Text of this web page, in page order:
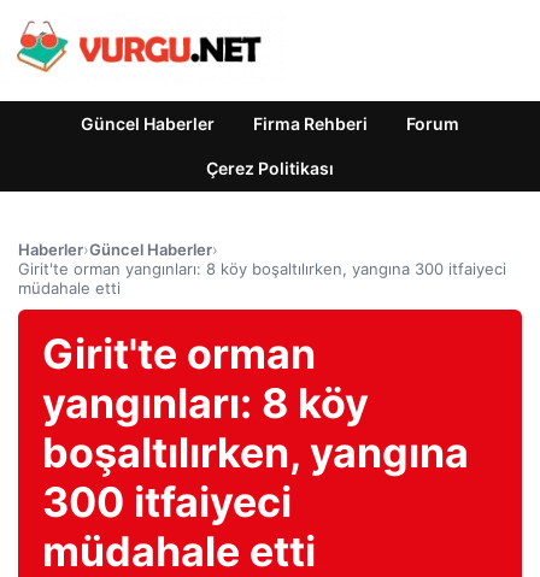
Güncel Haberler Firma Rehberi Forum
Çerez Politikası
Haberler›Güncel Haberler›
Girit'te orman yangınları: 8 köy boşaltılırken, yangına 300 itfaiyeci
müdahale etti
Girit'te orman
yangınları: 8 köy
boşaltılırken, yangına
300 itfaiyeci
müdahale etti